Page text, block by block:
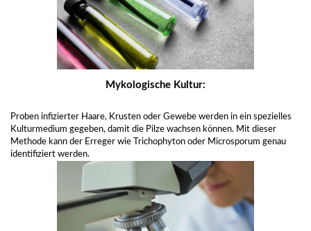
Mykologische Kultur:
Proben infizierter Haare, Krusten oder Gewebe werden in ein spezielles
Kulturmedium gegeben, damit die Pilze wachsen können. Mit dieser
Methode kann der Erreger wie Trichophyton oder Microsporum genau
identifiziert werden.